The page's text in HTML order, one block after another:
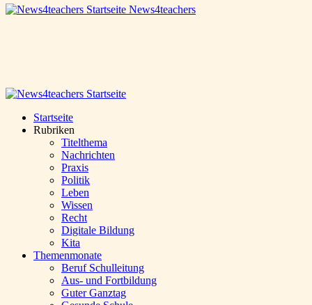
News4teachers
Startseite
Rubriken
Titelthema
Nachrichten
Praxis
Politik
Leben
Wissen
Recht
Digitale Bildung
Kita
Themenmonate
Beruf Schulleitung
Aus- und Fortbildung
Guter Ganztag